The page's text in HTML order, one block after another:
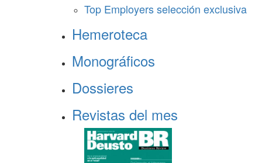
Top Employers selección exclusiva
Hemeroteca
Monográficos
Dossieres
Revistas del mes